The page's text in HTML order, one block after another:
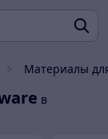
Материалы
в